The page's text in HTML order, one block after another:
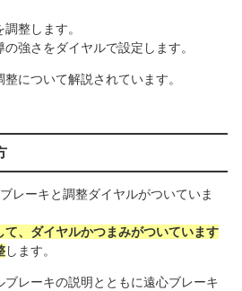
整します。
強さをダイヤルで設定します。
について解説されています。
レーキと調整ダイヤルがついていま
て、ダイヤルかつまみがついています
します。
レーキの説明とともに遠心ブレーキ